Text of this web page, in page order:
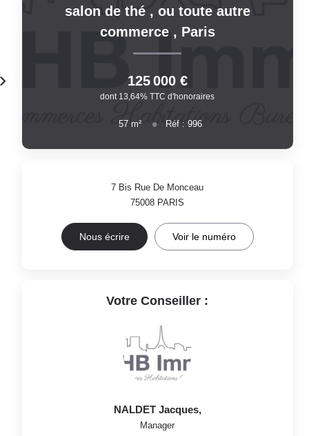
salon de thé , ou toute autre
commerce , Paris
125 000 €
dont 13,64% TTC d'honoraires
57 m² Réf : 996
7 Bis Rue De Monceau
75008 PARIS
Nous écrire Voir le numéro
Votre Conseiller :
NALDET Jacques,
Manager